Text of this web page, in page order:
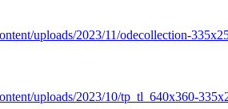
uploads/2023/11/odecollection-
uploads/2023/10/tp_tl_640x360-